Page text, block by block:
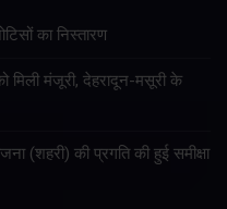
का निस्तारण
मिली मंजूरी, देहरादून-मसूरी के
(शहरी) की प्रगति की हुई समीक्षा